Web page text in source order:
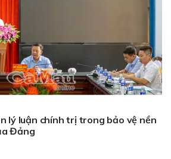
lý luận chính trị trong bảo vệ nền
Đảng